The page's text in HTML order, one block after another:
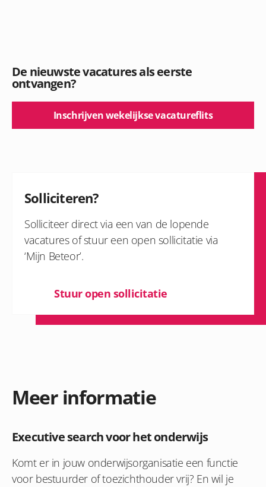
De nieuwste vacatures als eerste
ontvangen?
Inschrijven wekelijkse vacatureflits
Solliciteren?
Solliciteer direct via een van de lopende
vacatures of stuur een open sollicitatie via
‘Mijn Beteor’.
Stuur open sollicitatie
Meer informatie
Executive search voor het onderwijs
Komt er in jouw onderwijsorganisatie een functie
voor bestuurder of toezichthouder vrij? En wil je